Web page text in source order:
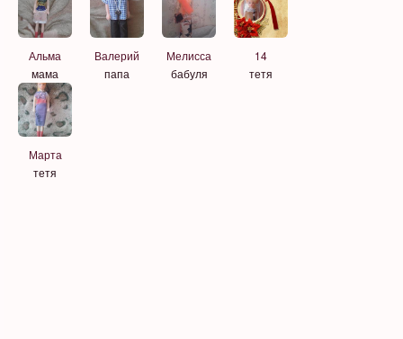
Альма
мама
Валерий
папа
Мелисса
бабуля
14
тетя
Марта
тетя